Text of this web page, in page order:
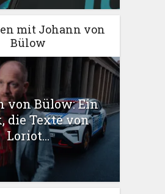
mit Johann von
Bülow
von Bülow: Ein
die Texte von
Loriot...